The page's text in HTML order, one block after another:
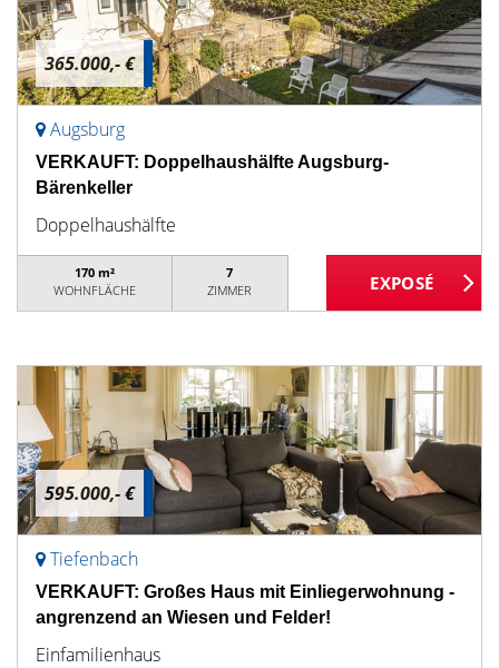
365.000,- €
Augsburg
VERKAUFT: Doppelhaushälfte Augsburg-
Bärenkeller
Doppelhaushälfte
170 m²
WOHNFLÄCHE
7
ZIMMER
595.000,- €
Tiefenbach
VERKAUFT: Großes Haus mit Einliegerwohnung -
angrenzend an Wiesen und Felder!
Einfamilienhaus